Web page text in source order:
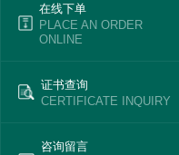
在线下单
PLACE AN ORDER
ONLINE
证书查询
CERTIFICATE INQUIRY
咨询留言